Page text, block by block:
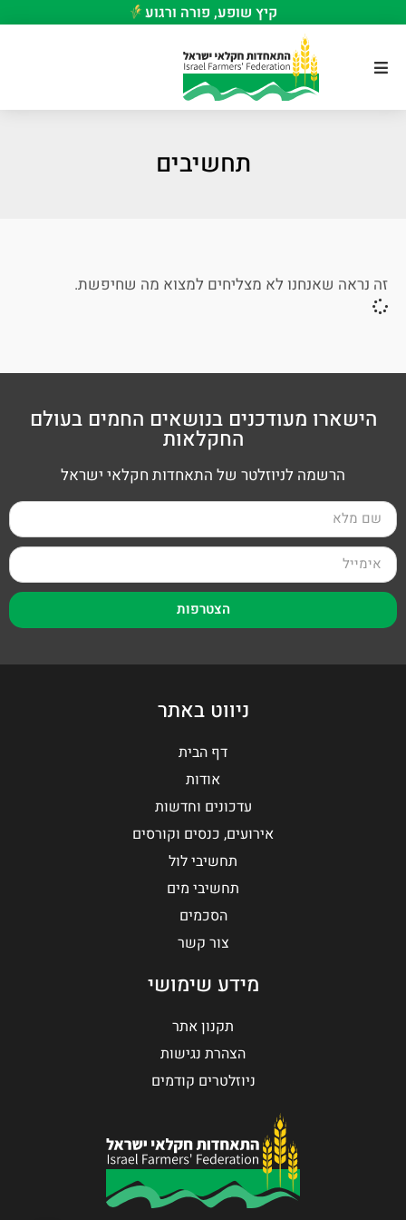
קיץ שופע, פורה ורגוע
תחשיבים
זה נראה שאנחנו לא מצליחים למצוא מה שחיפשת.
הישארו מעודכנים בנושאים החמים בעולם
החקלאות
הרשמה לניוזלטר של התאחדות חקלאי ישראל
הצטרפות
ניווט באתר
דף הבית
אודות
עדכונים וחדשות
אירועים, כנסים וקורסים
תחשיבי לול
תחשיבי מים
הסכמים
צור קשר
מידע שימושי
תקנון אתר
הצהרת נגישות
ניוזלטרים קודמים